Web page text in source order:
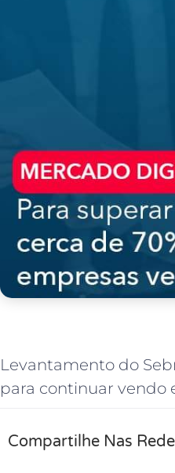
Levantamento do
para continuar vendo
Compartilhe Nas